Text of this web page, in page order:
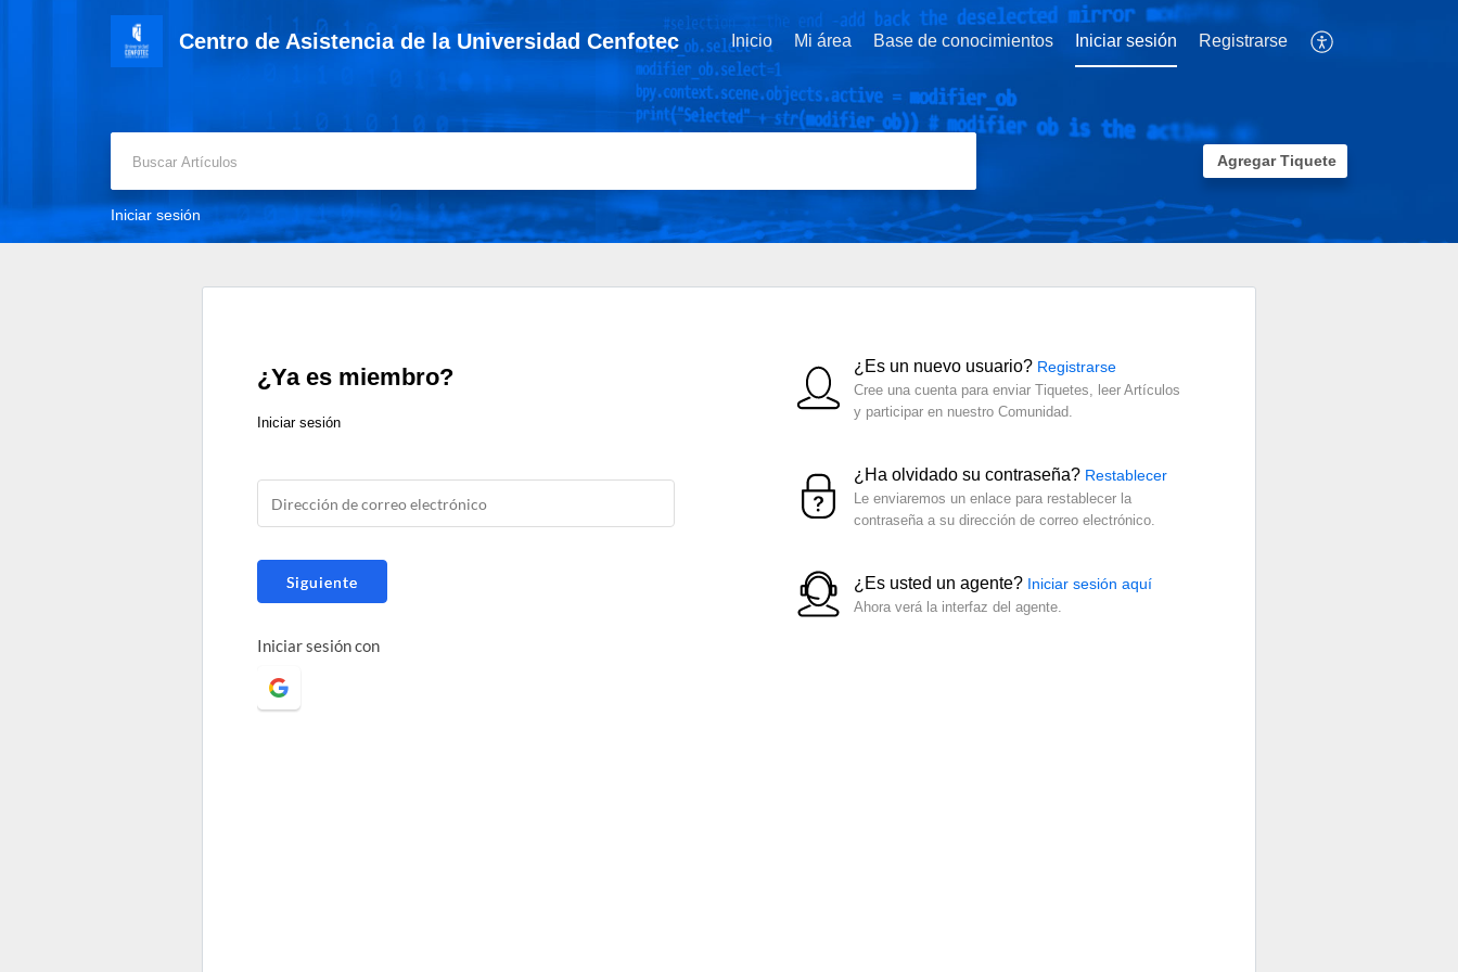
Centro de Asistencia de la Universidad Cenfotec Inicio Mi área Base de conocimientos Iniciar sesión Registrarse
Agregar Tiquete
Iniciar sesión
¿Ya es miembro?
Iniciar sesión
¿Es un nuevo usuario? Registrarse
Cree una cuenta para enviar Tiquetes, leer Artículos
y participar en nuestro Comunidad.
¿Ha olvidado su contraseña? Restablecer
Le enviaremos un enlace para restablecer la
contraseña a su dirección de correo electrónico.
¿Es usted un agente? Iniciar sesión aquí
Ahora verá la interfaz del agente.